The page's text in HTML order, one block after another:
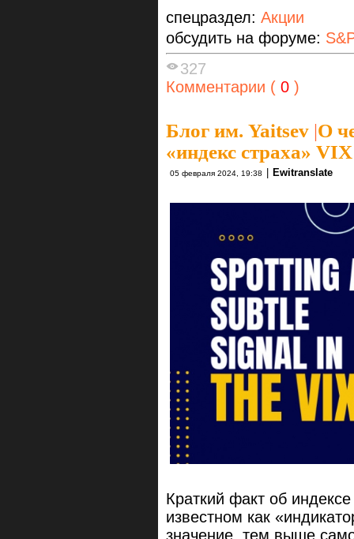
спецраздел: Акции
обсудить на форуме:
327
Комментарии ( 0 )
Блог им. Yaitsev |О
«индекс страха» VIX
05 февраля 2024, 19:38 | Ewitranslate
Краткий факт об
известном как
значение, тем выше